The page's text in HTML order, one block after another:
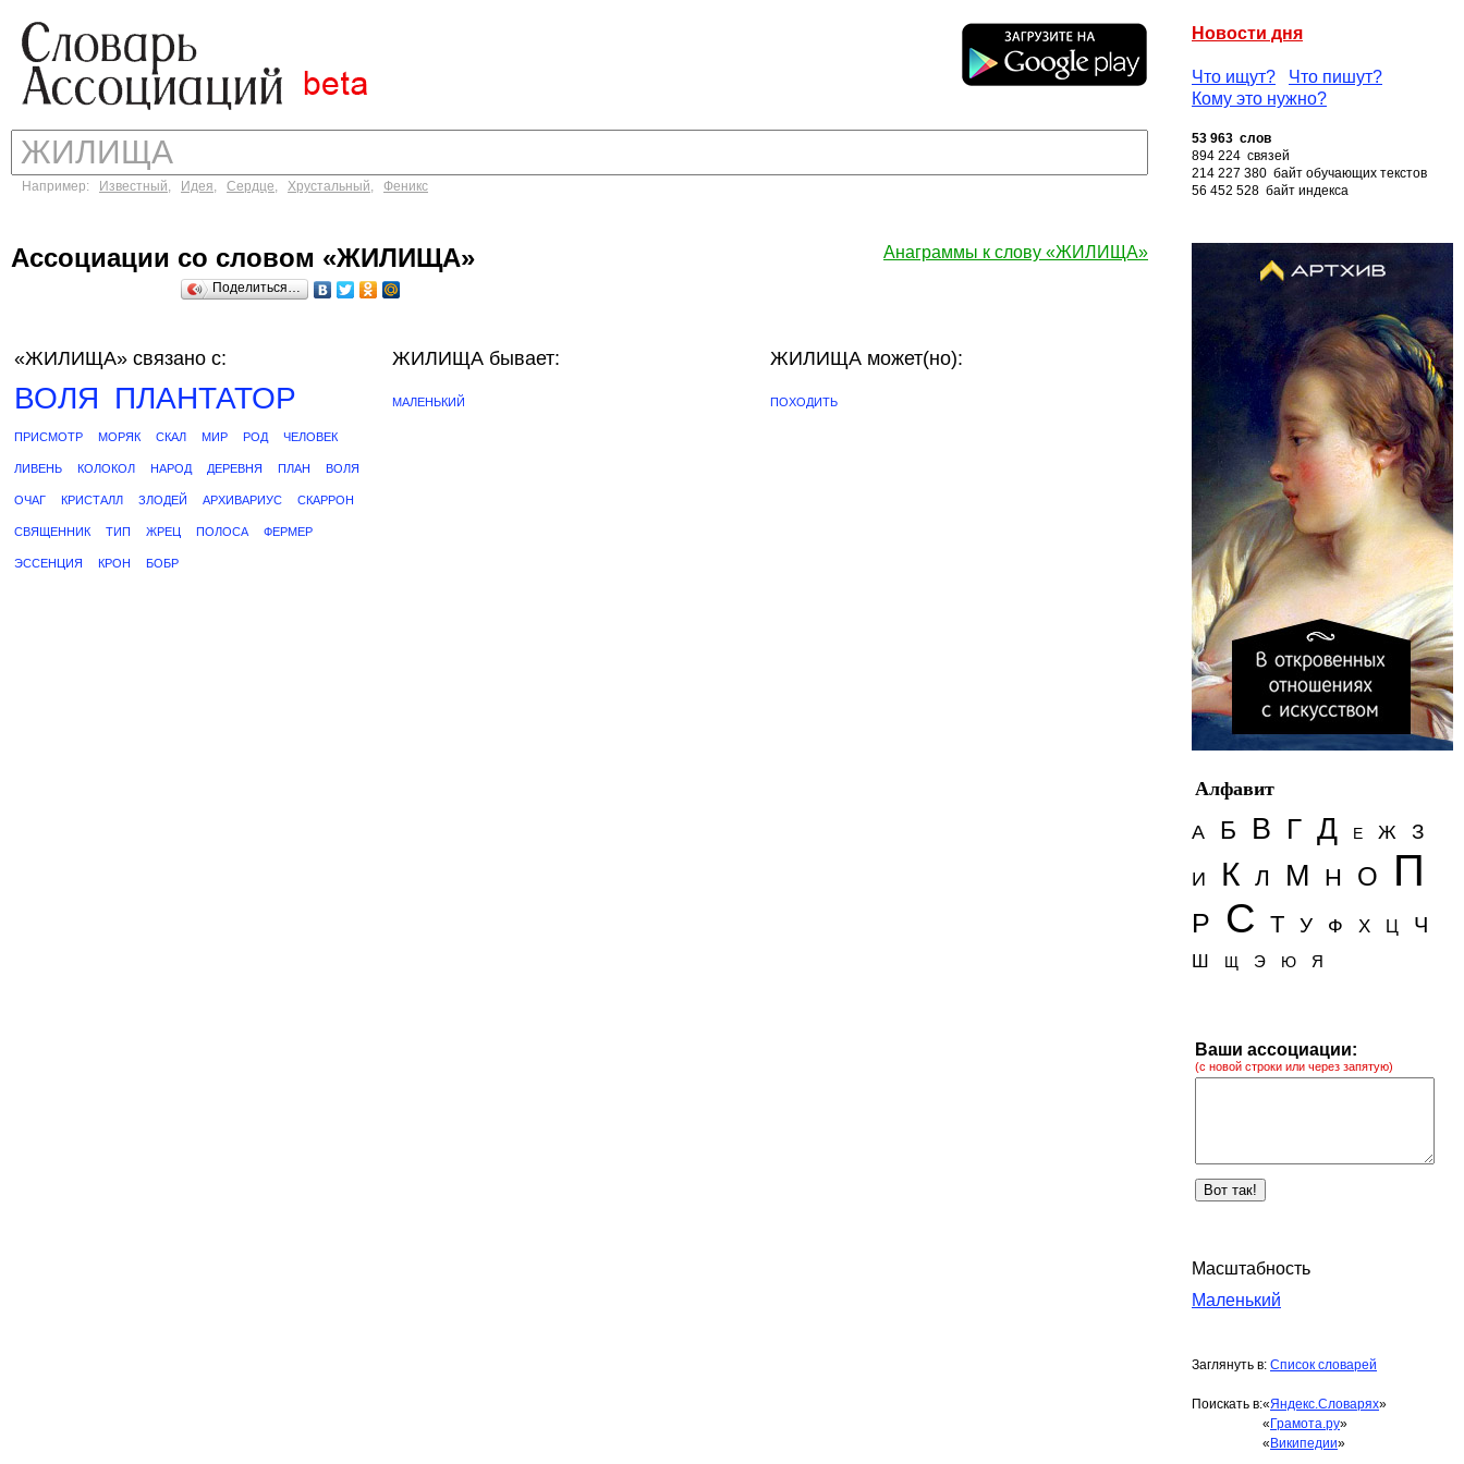
Новости дня
Что ищут?
Что пишут?
Кому это нужно?
Например: Известный, Идея, Сердце, Хрустальный, Феникс
53 963 слов
894 224 связей
214 227 380 байт обучающих текстов
56 452 528 байт индекса
Анаграммы к слову «ЖИЛИЩА»
Ассоциации со словом «ЖИЛИЩА»
Поделиться…
«ЖИЛИЩА» связано с:
ВОЛЯ ПЛАНТАТОР
ПРИСМОТР МОРЯК СКАЛ МИР РОД ЧЕЛОВЕК
ЛИВЕНЬ КОЛОКОЛ НАРОД ДЕРЕВНЯ ПЛАН ВОЛЯ
ОЧАГ КРИСТАЛЛ ЗЛОДЕЙ АРХИВАРИУС СКАРРОН
СВЯЩЕННИК ТИП ЖРЕЦ ПОЛОСА ФЕРМЕР
ЭССЕНЦИЯ КРОН БОБР
ЖИЛИЩА бывает:
МАЛЕНЬКИЙ
ЖИЛИЩА может(но):
ПОХОДИТЬ
Алфавит
А
Б В Г Д Е Ж З
И К Л М Н О П
Р С Т У Ф Х Ц Ч
Ш Щ Э Ю Я
Ваши ассоциации:
(с новой строки или через запятую)
Масштабность
Маленький
Заглянуть в: Список словарей
Поискать в:«Яндекс.Словарях»
« Грамота.ру»
« Википедии»